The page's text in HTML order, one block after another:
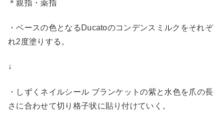
＊親指・薬指
・ベースの色となるDucatoのコンデンスミルクをそれぞ
れ2度塗りする。
↓
・しずくネイルシール ブランケットの紫と水色を爪の長
さに合わせて切り格子状に貼り付けていく。